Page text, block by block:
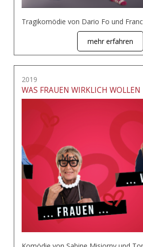
Tragikomödie von Dario Fo und
mehr erfahren
2019
WAS FRAUEN WIRKLICH WOLLEN